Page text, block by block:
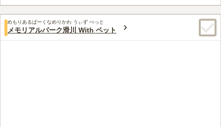
墓区画など幅広く取り揃え、全区画ペットと一緒に眠れます。す
べて承継者不要で将来も安心で、墓じまいや終活のご相談も随時
承っております。
口コミ評価
この霊園はまだ誰からも評価されていません。
めもりあるぱーくなめりかわ うぃず ぺっと
メモリアルパーク滑川 With ペット